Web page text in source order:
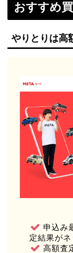
おすすめ
やりとりは高
申込み
定結果がネ
高額査